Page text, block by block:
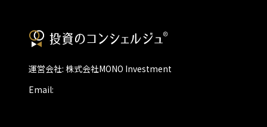
運営会社: 株式会社MONO Investment
Email: